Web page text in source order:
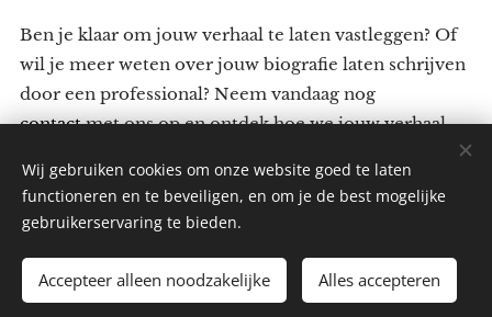
Ben je klaar om jouw verhaal te laten vastleggen? Of
wil je meer weten over jouw biografie laten schrijven
door een professional? Neem vandaag nog
contactmet ons op en ontdek hoe we jouw verhaal
KlaskeSchrijft
Alle rechten voorbehouden 2021.Privacyverklaring
Wij gebruiken cookies om onze website goed te laten
functioneren en te beveiligen, en om je de best mogelijke
gebruikerservaring te bieden.
Accepteer alleen noodzakelijke Alles accepteren